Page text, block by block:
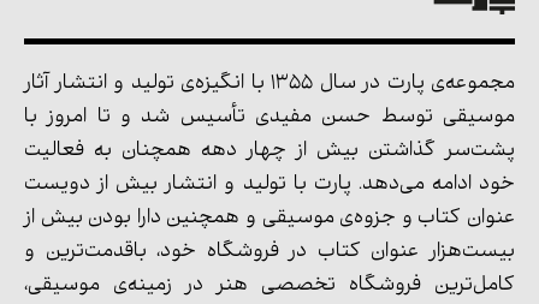
مجموعه‌ی پارت در سال 1355 با انگیزه‌ی تولید و انتشار آثار
موسیقی توسط حسن مفیدی تأسیس شد و تا امروز با
پشت‌سر گذاشتن بیش از چهار دهه همچنان به فعالیت
خود ادامه می‌دهد. پارت با تولید و انتشار بیش از دویست
عنوان کتاب و جزوه‌ی موسیقی و همچنین دارا بودن بیش از
بیست‌هزار عنوان کتاب در فروشگاه خود، باقدمت‌ترین و
کامل‌ترین فروشگاه تخصصی هنر در زمینه‌ی موسیقی،